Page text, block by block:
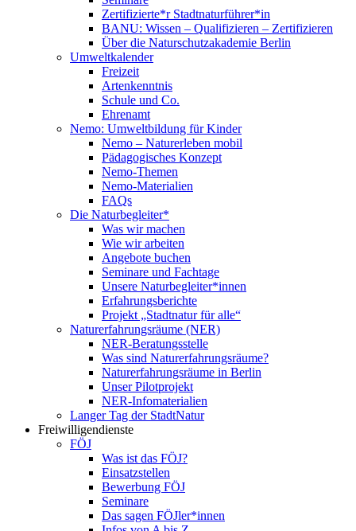
Zertifizierte*r Stadtnaturführer*in
BANU: Wissen – Qualifizieren – Zertifizieren
Über die Naturschutzakademie Berlin
Umweltkalender
Freizeit
Artenkenntnis
Schule und Co.
Ehrenamt
Nemo: Umweltbildung für Kinder
Nemo – Naturerleben mobil
Pädagogisches Konzept
Nemo-Themen
Nemo-Materialien
FAQs
Die Naturbegleiter*
Was wir machen
Wie wir arbeiten
Angebote buchen
Seminare und Fachtage
Unsere Naturbegleiter*innen
Erfahrungsberichte
Projekt „Stadtnatur für alle“
Naturerfahrungsräume (NER)
NER-Beratungsstelle
Was sind Naturerfahrungsräume?
Naturerfahrungsräume in Berlin
Unser Pilotprojekt
NER-Infomaterialien
Langer Tag der StadtNatur
Freiwilligendienste
FÖJ
Was ist das FÖJ?
Einsatzstellen
Bewerbung FÖJ
Seminare
Das sagen FÖJler*innen